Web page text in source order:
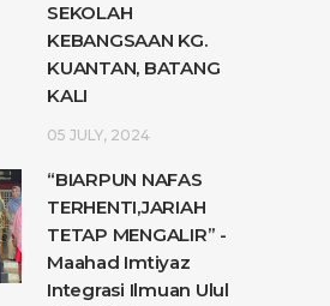
SEKOLAH
KEBANGSAAN KG.
KUANTAN, BATANG
KALI
05 JULY, 2024
“BIARPUN NAFAS
TERHENTI,JARIAH
TETAP MENGALIR” -
Maahad Imtiyaz
Integrasi Ilmuan Ulul